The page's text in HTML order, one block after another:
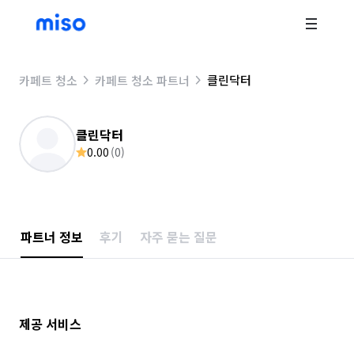
카페트 청소 카페트 청소 파트너 클린닥터
클린닥터
0.00 (0)
파트너 정보 후기 자주 묻는 질문
제공 서비스